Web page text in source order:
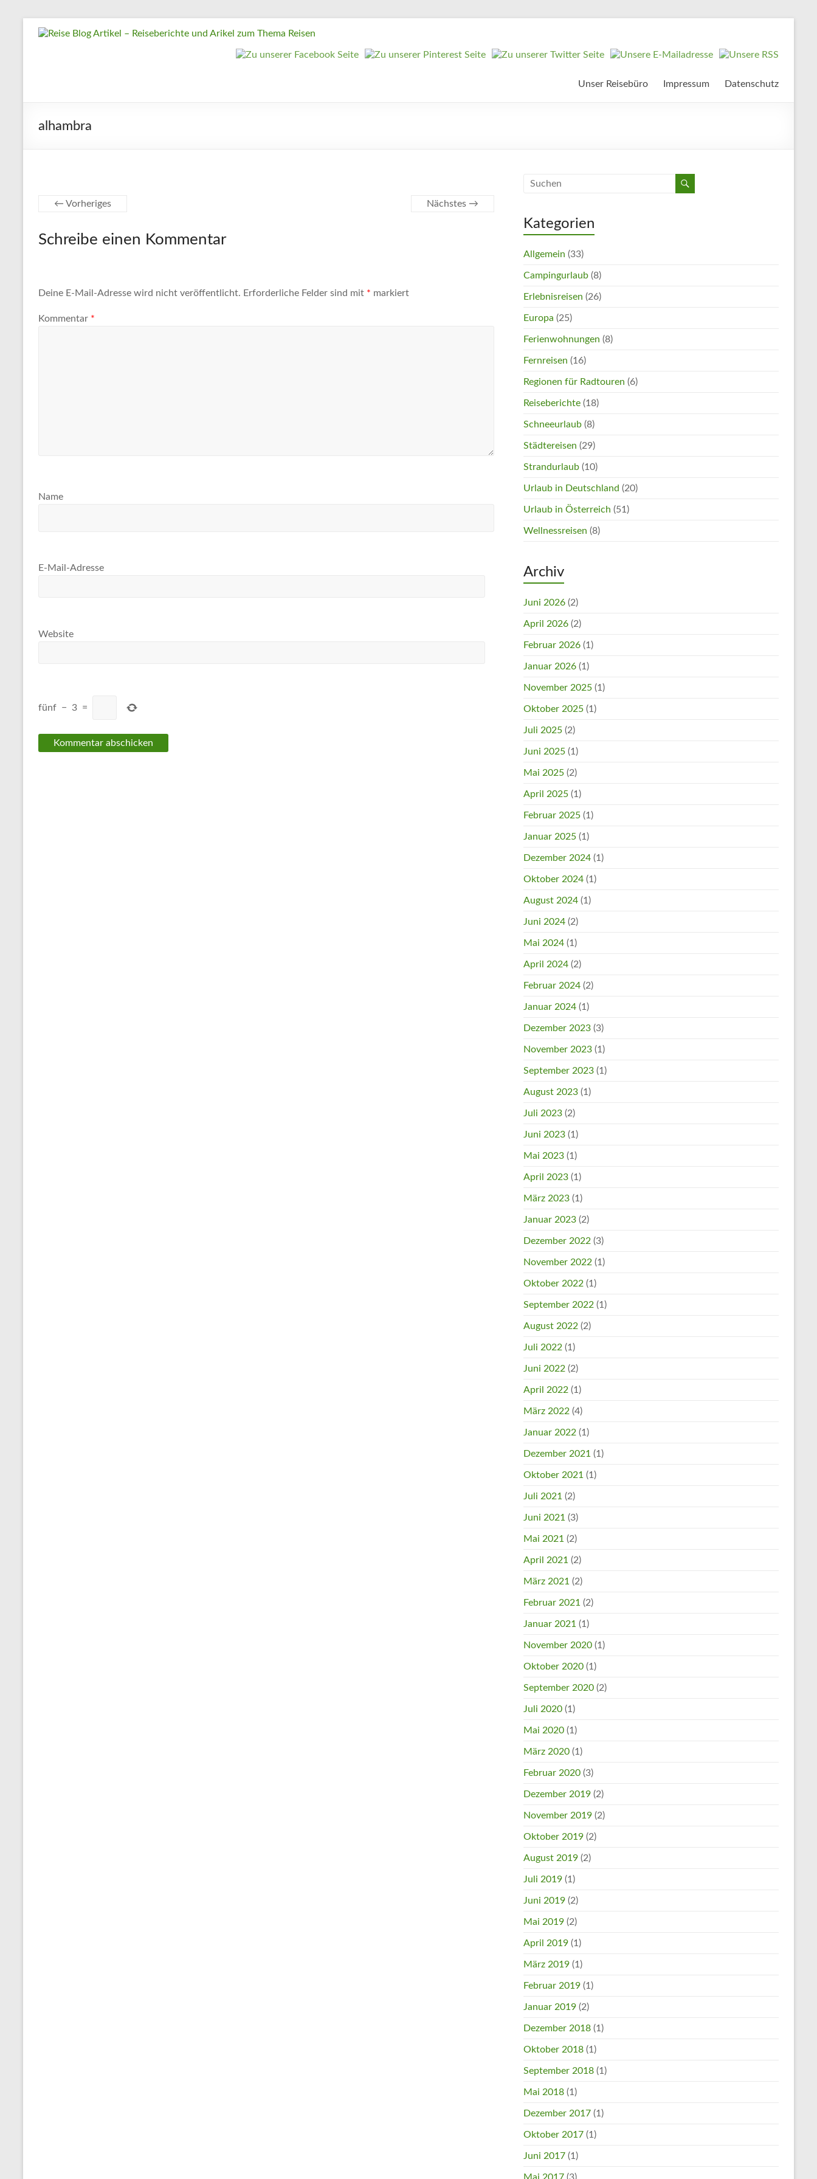
InhaltReise
und
Reisen
Reise
Urlaub,
und
zum
Unser Reisebüro Impressum Datenschutz
alhambra
← Vorheriges Nächstes →
Schreibe einen Kommentar
Deine E-Mail-Adresse wird nicht veröffentlicht. Erforderliche Felder sind mit * markiert
Kommentar *
Name
E-Mail-Adresse
Website
fünf − 3 =
Kategorien
Allgemein (33)
Campingurlaub (8)
Erlebnisreisen (26)
Europa (25)
Ferienwohnungen (8)
Fernreisen (16)
Regionen für Radtouren (6)
Reiseberichte (18)
Schneeurlaub (8)
Städtereisen (29)
Strandurlaub (10)
Urlaub in Deutschland (20)
Urlaub in Österreich (51)
Wellnessreisen (8)
Archiv
Juni 2026 (2)
April 2026 (2)
Februar 2026 (1)
Januar 2026 (1)
November 2025 (1)
Oktober 2025 (1)
Juli 2025 (2)
Juni 2025 (1)
Mai 2025 (2)
April 2025 (1)
Februar 2025 (1)
Januar 2025 (1)
Dezember 2024 (1)
Oktober 2024 (1)
August 2024 (1)
Juni 2024 (2)
Mai 2024 (1)
April 2024 (2)
Februar 2024 (2)
Januar 2024 (1)
Dezember 2023 (3)
November 2023 (1)
September 2023 (1)
August 2023 (1)
Juli 2023 (2)
Juni 2023 (1)
Mai 2023 (1)
April 2023 (1)
März 2023 (1)
Januar 2023 (2)
Dezember 2022 (3)
November 2022 (1)
Oktober 2022 (1)
September 2022 (1)
August 2022 (2)
Juli 2022 (1)
Juni 2022 (2)
April 2022 (1)
März 2022 (4)
Januar 2022 (1)
Dezember 2021 (1)
Oktober 2021 (1)
Juli 2021 (2)
Juni 2021 (3)
Mai 2021 (2)
April 2021 (2)
März 2021 (2)
Februar 2021 (2)
Januar 2021 (1)
November 2020 (1)
Oktober 2020 (1)
September 2020 (2)
Juli 2020 (1)
Mai 2020 (1)
März 2020 (1)
Februar 2020 (3)
Dezember 2019 (2)
November 2019 (2)
Oktober 2019 (2)
August 2019 (2)
Juli 2019 (1)
Juni 2019 (2)
Mai 2019 (2)
April 2019 (1)
März 2019 (1)
Februar 2019 (1)
Januar 2019 (2)
Dezember 2018 (1)
Oktober 2018 (1)
September 2018 (1)
Mai 2018 (1)
Dezember 2017 (1)
Oktober 2017 (1)
Juni 2017 (1)